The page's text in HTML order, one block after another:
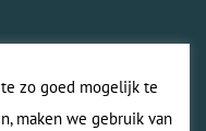
zo goed mogelijk te
maken we gebruik van